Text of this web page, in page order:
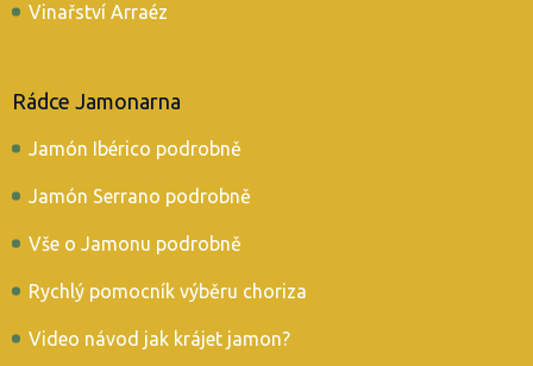
Vinařství Arraéz
Rádce Jamonarna
Jamón Ibérico podrobně
Jamón Serrano podrobně
Vše o Jamonu podrobně
Rychlý pomocník výběru choriza
Video návod jak krájet jamon?